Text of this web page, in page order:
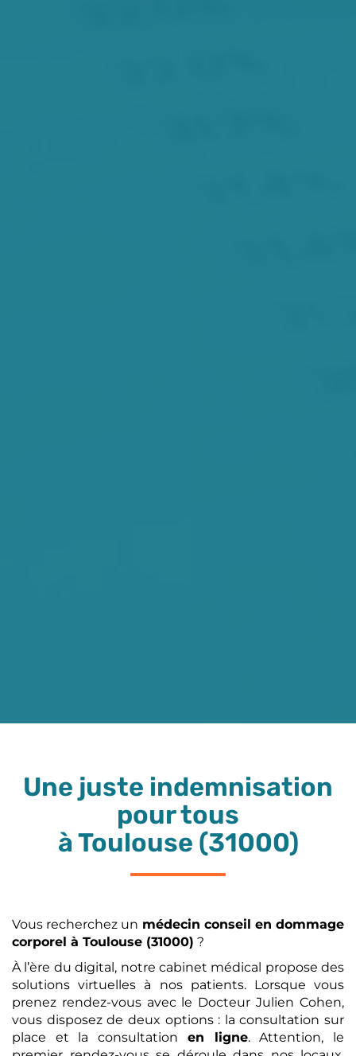
Une juste indemnisation
pour tous
à Toulouse (31000)
Vous recherchez un médecin conseil en dommage
corporel à Toulouse (31000) ?
À l’ère du digital, notre cabinet médical propose des
solutions virtuelles à nos patients. Lorsque vous
prenez rendez-vous avec le Docteur Julien Cohen,
vous disposez de deux options : la consultation sur
place et la consultation en ligne. Attention, le